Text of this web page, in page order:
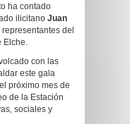
ha contado
ilicitano Juan
del
Elche.
con las
este gala
próximo mes de
de la Estación
sociales y